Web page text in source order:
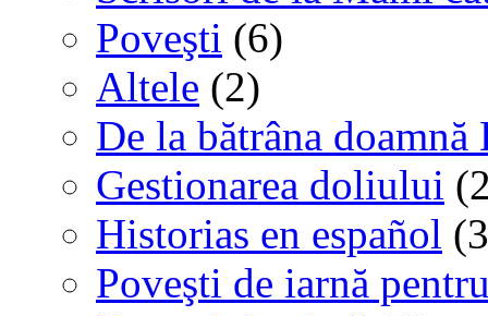
Poveşti (6)
Altele (2)
De la bătrâna
Gestionarea doliului
Historias en español
Poveşti de iarnă